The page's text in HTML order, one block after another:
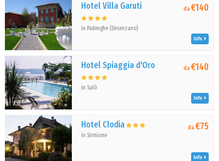
Hotel Villa Garuti
in Padenghe (Desenzano)
da€140
Info
Hotel Spiaggia d'Oro
in Salò
da€140
Info
Hotel Clodia
in Sirmione
da€75
Info